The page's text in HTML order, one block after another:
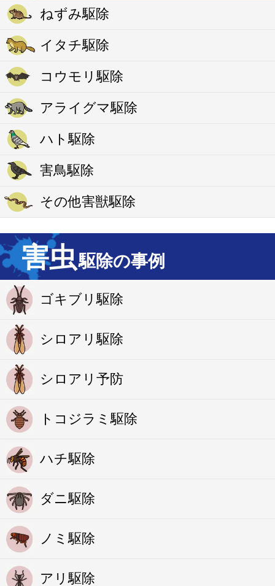
ねずみ駆除
イタチ駆除
コウモリ駆除
アライグマ駆除
ハト駆除
害鳥駆除
その他害獣駆除
害虫駆除の事例
ゴキブリ駆除
シロアリ駆除
シロアリ予防
トコジラミ駆除
ハチ駆除
ダニ駆除
ノミ駆除
アリ駆除